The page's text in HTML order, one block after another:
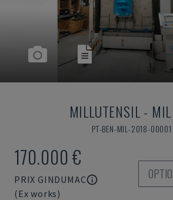
MILLUTENSIL-
PT-BEN-MIL-2018-00001
170.000 €
PRIX GINDUMAC
(Ex works)